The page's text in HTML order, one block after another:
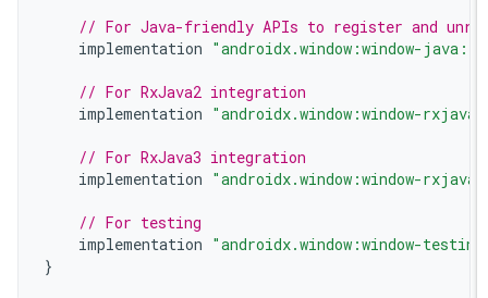
// For Java-friendly APIs to register and
implementation "androidx.window:window-
// For RxJava2 integration
implementation "androidx.window:window-
// For RxJava3 integration
implementation "androidx.window:window-
// For testing
implementation "androidx.window:window-